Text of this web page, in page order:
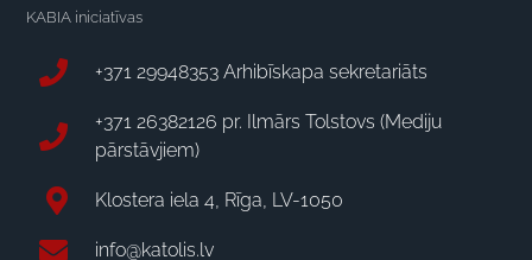
KABIA iniciatīvas
+371 29948353 Arhibīskapa sekretariāts
+371 26382126 pr. Ilmārs Tolstovs (Mediju
pārstāvjiem)
Klostera iela 4, Rīga, LV-1050
info@katolis.lv